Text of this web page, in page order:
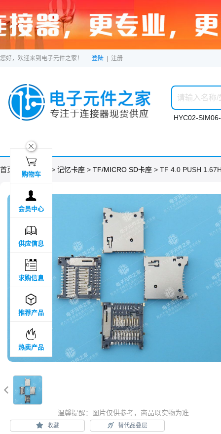
您好，欢迎来到电子元件之家！ 登陆 注册
HYC02-
首页 > 分类目录 > 记忆卡座 > TF/MICRO SD卡座 > TF 4.0 PUSH

温馨提醒：图片仅供参考，商品以实物为准
收藏 替代品叠层
ဆ

购物车

会员中心

供应信息

求购信息

推荐产品

热卖产品